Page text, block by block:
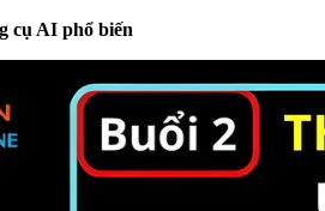
cụ AI phổ biến